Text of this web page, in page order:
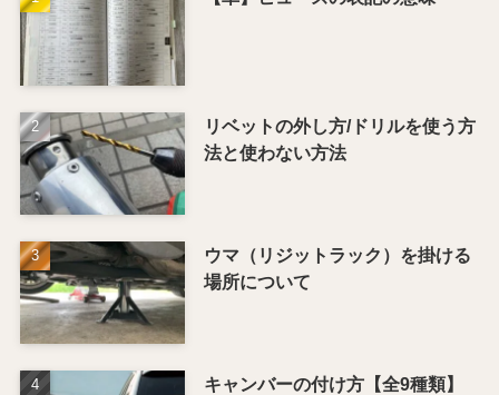
リベットの外し方/ドリルを使う方
法と使わない方法
ウマ（リジットラック）を掛ける
場所について
キャンバーの付け方【全9種類】